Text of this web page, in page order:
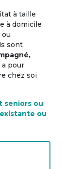
à taille
à domicile
ou
sont
a pour
chez soi
seniors ou
ou